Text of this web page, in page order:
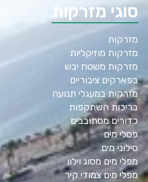
סוגי מזרקות
מזרקות
מזרקות מוזיקליות
מזרקות משטח יבש
בפארקים ציבוריים
מזרקות במעגלי תנועה
בריכות השתקפות
כדורים מסתובבים
פסלי מים
סילוני מים
מפלי מים מסוג וילון
מפלי מים צמודי קיר